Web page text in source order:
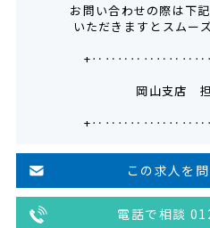
お問い合わせの際は下
いただきますとスムー
岡山支店
この求人を
電話で相談